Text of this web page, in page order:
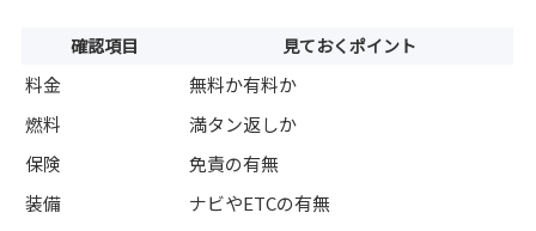
確認項目 見ておくポイント
料金
無料か有料か
燃料
満タン返しか
保険
免責の有無
装備
ナビやETCの有無